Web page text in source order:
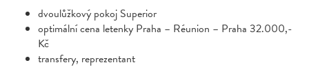
dvoulůžkový pokoj Superior
optimální cena letenky Praha – Réunion – Praha 32.000,-
Kč
transfery, reprezentant